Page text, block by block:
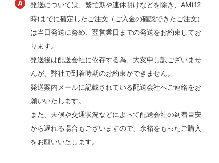
発送については、繁忙期や連休明けなどを除き、AM(12
時)までに確定したご注文（ご入金の確認できたご注文）
は当日発送に努め、翌営業日までの発送をお約束してお
ります。
発送後は配送会社に依存する為、大変申し訳ございませ
んが、弊社で到着時期のお約束ができません。
発送案内メールに記載されている配送会社へご連絡をお
願いいたします。
また、天候や交通状況などによって配送会社の到着目安
から遅れる場合もございますので、余裕をもったご購入
をお願いいたします。